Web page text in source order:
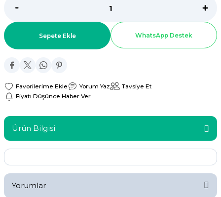
Kapları
Sepete Ekle WhatsApp Destek
Yorum Yaz
Tavsiye Et
Fiyatı Düşünce Haber Ver
Ürün Bilgisi
Yorumlar